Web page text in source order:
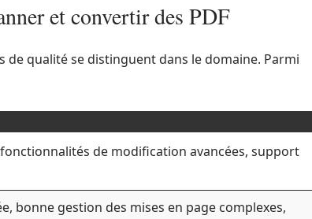
et convertir des PDF
qualité se distinguent dans le domaine. Parmi
fonctionnalités de modification avancées, support
bonne gestion des mises en page complexes,